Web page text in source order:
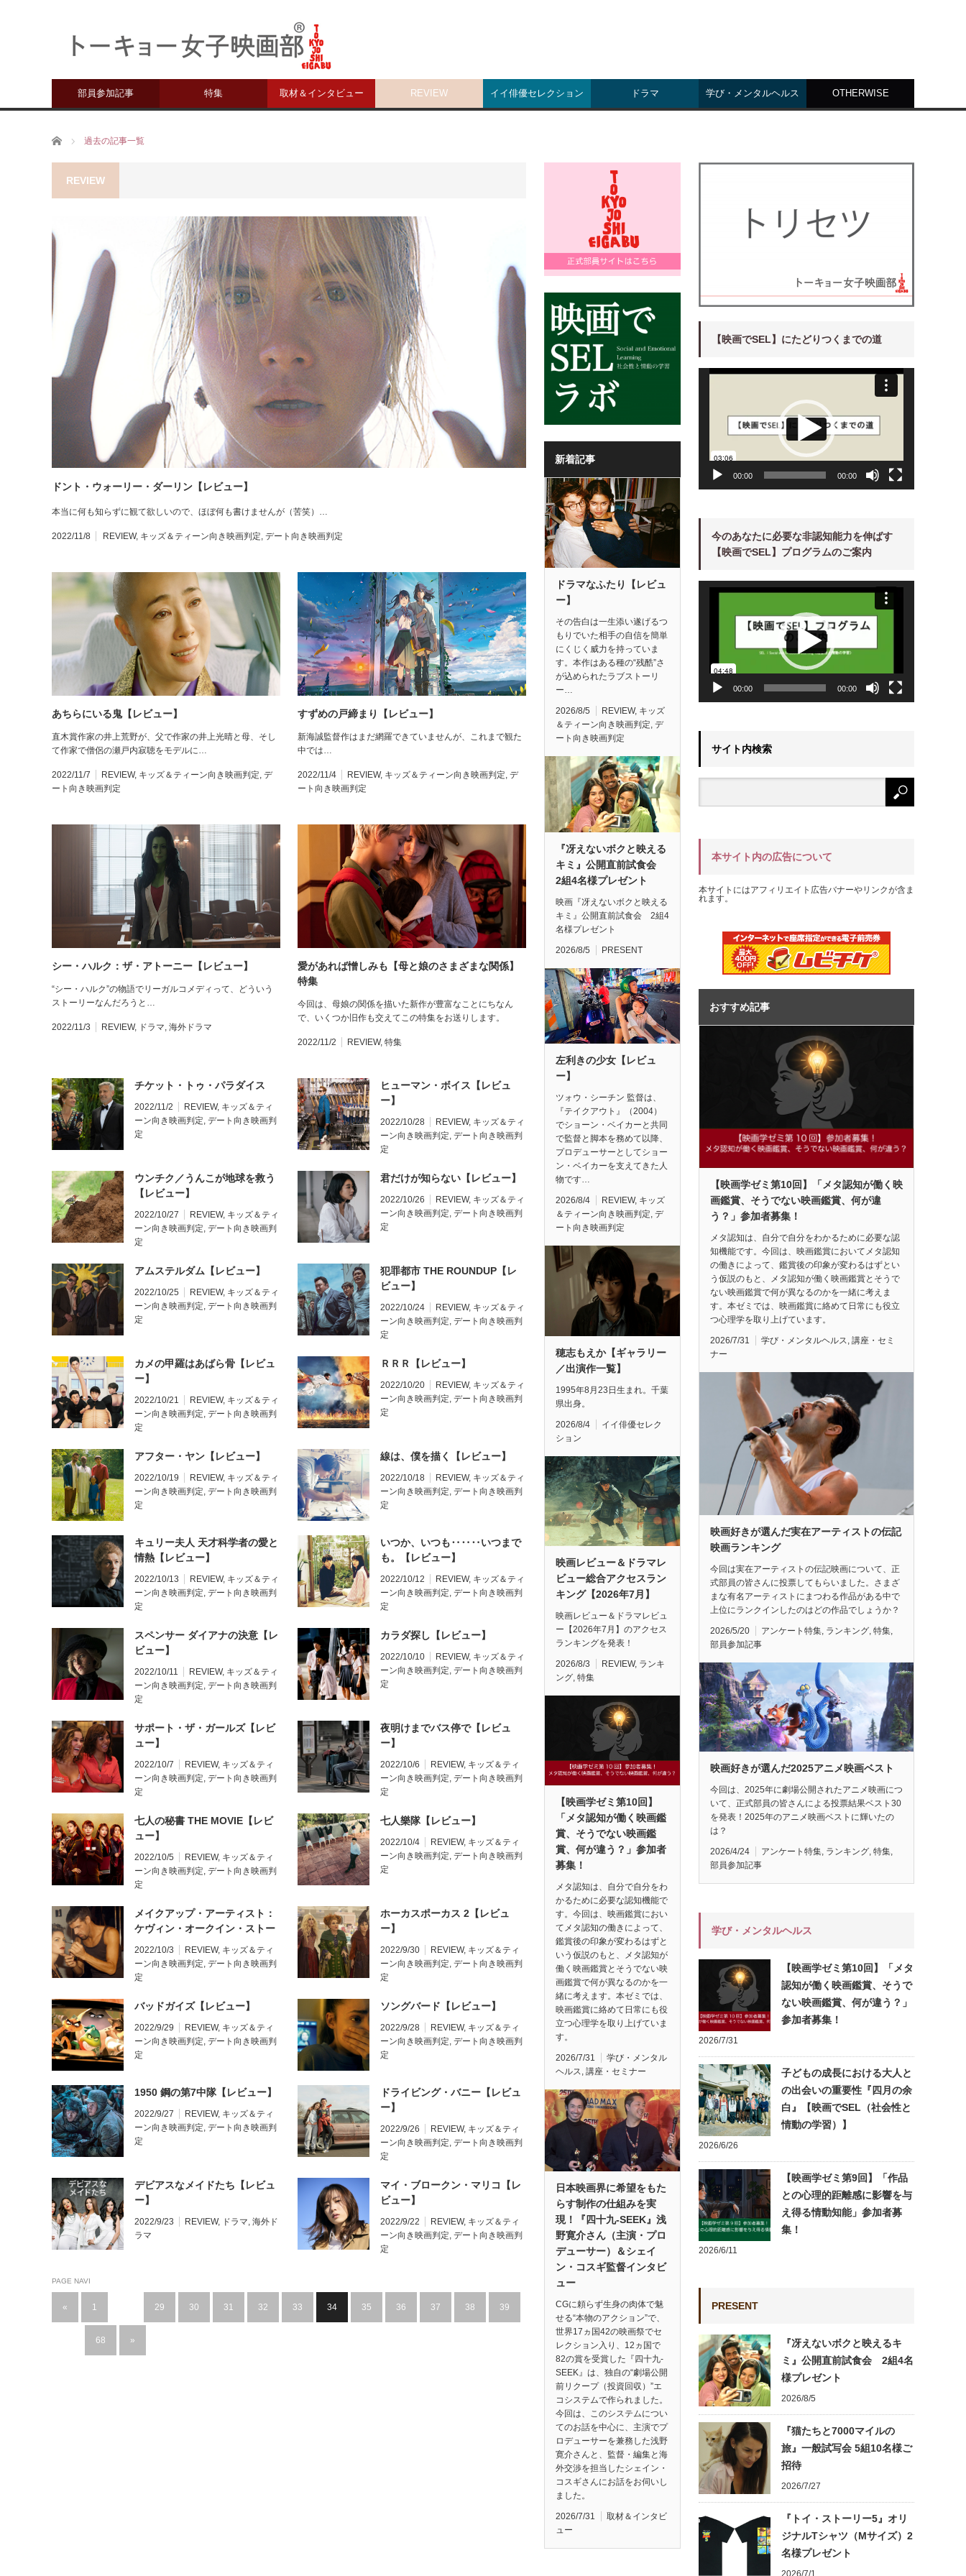
部員参加記事 特集 取材＆インタビュー REVIEW イイ俳優セレクション ドラマ 学び・メンタルヘルス OTHERWISE
ホーム 過去の記事一覧
REVIEW
ドント・ウォーリー・ダーリン【レビュー】
本当に何も知らずに観て欲しいので、ほぼ何も書けませんが（苦笑）…
2022/11/8 REVIEW, キッズ＆ティーン向き映画判定, デート向き映画判定
あちらにいる鬼【レビュー】
直木賞作家の井上荒野が、父で作家の井上光晴と母、そし
て作家で僧侶の瀬戸内寂聴をモデルに…
2022/11/7 REVIEW, キッズ＆ティーン向き映画判定, デ
ート向き映画判定
すずめの戸締まり【レビュー】
新海誠監督作はまだ網羅できていませんが、これまで観た
中では…
2022/11/4 REVIEW, キッズ＆ティーン向き映画判定, デ
ート向き映画判定
シー・ハルク：ザ・アトーニー【レビュー】
“シー・ハルク”の物語でリーガルコメディって、どういう
ストーリーなんだろうと…
2022/11/3 REVIEW, ドラマ, 海外ドラマ
愛があれば憎しみも【母と娘のさまざまな関係】
特集
今回は、母娘の関係を描いた新作が豊富なことにちなん
で、いくつか旧作も交えてこの特集をお送りします。
2022/11/2 REVIEW, 特集
チケット・トゥ・パラダイス
2022/11/2 REVIEW, キッズ＆ティ
ーン向き映画判定, デート向き映画判
定
ヒューマン・ボイス【レビュ
ー】
2022/10/28 REVIEW, キッズ＆ティ
ーン向き映画判定, デート向き映画判
定
ウンチク／うんこが地球を救う
【レビュー】
2022/10/27 REVIEW, キッズ＆ティ
ーン向き映画判定, デート向き映画判
定
君だけが知らない【レビュー】
2022/10/26 REVIEW, キッズ＆ティ
ーン向き映画判定, デート向き映画判
定
アムステルダム【レビュー】
2022/10/25 REVIEW, キッズ＆ティ
ーン向き映画判定, デート向き映画判
定
犯罪都市 THE ROUNDUP【レ
ビュー】
2022/10/24 REVIEW, キッズ＆ティ
ーン向き映画判定, デート向き映画判
定
カメの甲羅はあばら骨【レビュ
ー】
2022/10/21 REVIEW, キッズ＆ティ
ーン向き映画判定, デート向き映画判
定
ＲＲＲ【レビュー】
2022/10/20 REVIEW, キッズ＆ティ
ーン向き映画判定, デート向き映画判
定
アフター・ヤン【レビュー】
2022/10/19 REVIEW, キッズ＆ティ
ーン向き映画判定, デート向き映画判
定
線は、僕を描く【レビュー】
2022/10/18 REVIEW, キッズ＆ティ
ーン向き映画判定, デート向き映画判
定
キュリー夫人 天才科学者の愛と
情熱【レビュー】
2022/10/13 REVIEW, キッズ＆ティ
ーン向き映画判定, デート向き映画判
定
いつか、いつも‥‥‥いつまで
も。【レビュー】
2022/10/12 REVIEW, キッズ＆ティ
ーン向き映画判定, デート向き映画判
定
スペンサー ダイアナの決意【レ
ビュー】
2022/10/11 REVIEW, キッズ＆ティ
ーン向き映画判定, デート向き映画判
定
カラダ探し【レビュー】
2022/10/10 REVIEW, キッズ＆ティ
ーン向き映画判定, デート向き映画判
定
サポート・ザ・ガールズ【レビ
ュー】
2022/10/7 REVIEW, キッズ＆ティ
ーン向き映画判定, デート向き映画判
定
夜明けまでバス停で【レビュ
ー】
2022/10/6 REVIEW, キッズ＆ティ
ーン向き映画判定, デート向き映画判
定
七人の秘書 THE MOVIE【レビ
ュー】
2022/10/5 REVIEW, キッズ＆ティ
ーン向き映画判定, デート向き映画判
定
七人樂隊【レビュー】
2022/10/4 REVIEW, キッズ＆ティ
ーン向き映画判定, デート向き映画判
定
メイクアップ・アーティスト：
ケヴィン・オークイン・ストー
リー【レビュー】
2022/10/3 REVIEW, キッズ＆ティ
ーン向き映画判定, デート向き映画判
定
ホーカスポーカス 2【レビュ
ー】
2022/9/30 REVIEW, キッズ＆ティ
ーン向き映画判定, デート向き映画判
定
バッドガイズ【レビュー】
2022/9/29 REVIEW, キッズ＆ティ
ーン向き映画判定, デート向き映画判
定
ソングバード【レビュー】
2022/9/28 REVIEW, キッズ＆ティ
ーン向き映画判定, デート向き映画判
定
1950 鋼の第7中隊【レビュー】
2022/9/27 REVIEW, キッズ＆ティ
ーン向き映画判定, デート向き映画判
定
ドライビング・バニー【レビュ
ー】
2022/9/26 REVIEW, キッズ＆ティ
ーン向き映画判定, デート向き映画判
定
デビアスなメイドたち【レビュ
ー】
2022/9/23 REVIEW, ドラマ, 海外ド
ラマ
マイ・ブロークン・マリコ【レ
ビュー】
2022/9/22 REVIEW, キッズ＆ティ
ーン向き映画判定, デート向き映画判
定
PAGE NAVI
« 1 29 30 31 32 33 34 35 36 37 38 39
68 »
新着記事
ドラマなふたり【レビュ
ー】
その告白は一生添い遂げるつ
もりでいた相手の自信を簡単
にくじく威力を持っていま
す。本作はある種の“残酷”さ
が込められたラブストーリ
ー…
2026/8/5 REVIEW, キッズ
＆ティーン向き映画判定, デ
ート向き映画判定
『冴えないボクと映える
キミ』公開直前試食会
2組4名様プレゼント
映画『冴えないボクと映える
キミ』公開直前試食会 2組4
名様プレゼント
2026/8/5 PRESENT
左利きの少女【レビュ
ー】
ツォウ・シーチン 監督は、
『テイクアウト』（2004）
でショーン・ベイカーと共同
で監督と脚本を務めて以降、
プロデューサーとしてショー
ン・ベイカーを支えてきた人
物です…
2026/8/4 REVIEW, キッズ
＆ティーン向き映画判定, デ
ート向き映画判定
穂志もえか【ギャラリー
／出演作一覧】
1995年8月23日生まれ。千葉
県出身。
2026/8/4
イイ俳優セレク
ション
映画レビュー＆ドラマレ
ビュー総合アクセスラン
キング【2026年7月】
映画レビュー＆ドラマレビュ
ー【2026年7月】のアクセス
ランキングを発表！
2026/8/3 REVIEW, ランキ
ング, 特集
【映画学ゼミ第10回】
「メタ認知が働く映画鑑
賞、そうでない映画鑑
賞、何が違う？」参加者
募集！
メタ認知は、自分で自分をわ
かるために必要な認知機能で
す。今回は、映画鑑賞におい
てメタ認知の働きによって、
鑑賞後の印象が変わるはずと
いう仮説のもと、メタ認知が
働く映画鑑賞とそうでない映
画鑑賞で何が異なるのかを一
緒に考えます。本ゼミでは、
映画鑑賞に絡めて日常にも役
立つ心理学を取り上げていま
す。
2026/7/31
学び・メンタル
ヘルス, 講座・セミナー
日本映画界に希望をもた
らす制作の仕組みを実
現！『四十九-SEEK』浅
野寛介さん（主演・プロ
デューサー）＆シェイ
ン・コスギ監督インタビ
ュー
CGに頼らず生身の肉体で魅
せる“本物のアクション”で、
世界17ヵ国42の映画祭でセ
レクション入り、12ヵ国で
82の賞を受賞した『四十九-
SEEK』は、独自の“劇場公開
前リクープ（投資回収）”エ
コシステムで作られました。
今回は、このシステムについ
てのお話を中心に、主演でプ
ロデューサーを兼務した浅野
寛介さんと、監督・編集と海
外交渉を担当したシェイン・
コスギさんにお話をお伺いし
ました。
2026/7/31
取材＆インタビ
ュー
【映画でSEL】にたどりつくまでの道
00:00 00:00
今のあなたに必要な非認知能力を伸ばす
【映画でSEL】プログラムのご案内
動
00:00 00:00
サイト内検索
本サイト内の広告について
本サイトにはアフィリエイト広告バナーやリンクが含ま
れます。
おすすめ記事
【映画学ゼミ第10回】「メタ認知が働く映
画鑑賞、そうでない映画鑑賞、何が違
う？」参加者募集！
メタ認知は、自分で自分をわかるために必要な認
知機能です。今回は、映画鑑賞においてメタ認知
の働きによって、鑑賞後の印象が変わるはずとい
う仮説のもと、メタ認知が働く映画鑑賞とそうで
ない映画鑑賞で何が異なるのかを一緒に考えま
す。本ゼミでは、映画鑑賞に絡めて日常にも役立
つ心理学を取り上げています。
2026/7/31 学び・メンタルヘルス, 講座・セミ
ナー
映画好きが選んだ実在アーティストの伝記
映画ランキング
今回は実在アーティストの伝記映画について、正
式部員の皆さんに投票してもらいました。さまざ
まな有名アーティストにまつわる作品がある中で
上位にランクインしたのはどの作品でしょうか？
2026/5/20 アンケート特集, ランキング, 特集,
部員参加記事
映画好きが選んだ2025アニメ映画ベスト
今回は、2025年に劇場公開されたアニメ映画につ
いて、正式部員の皆さんによる投票結果ベスト30
を発表！2025年のアニメ映画ベストに輝いたの
は？
2026/4/24 アンケート特集, ランキング, 特集,
部員参加記事
学び・メンタルヘルス
【映画学ゼミ第10回】「メタ
認知が働く映画鑑賞、そうで
ない映画鑑賞、何が違う？」
参加者募集！
2026/7/31
子どもの成長における大人と
の出会いの重要性『四月の余
白』【映画でSEL（社会性と
情動の学習）】
2026/6/26
【映画学ゼミ第9回】「作品
との心理的距離感に影響を与
え得る情動知能」参加者募
集！
2026/6/11
PRESENT
『冴えないボクと映えるキ
ミ』公開直前試食会 2組4名
様プレゼント
2026/8/5
『猫たちと7000マイルの
旅』一般試写会 5組10名様ご
招待
2026/7/27
『トイ・ストーリー5』オリ
ジナルTシャツ（Mサイズ）2
名様プレゼント